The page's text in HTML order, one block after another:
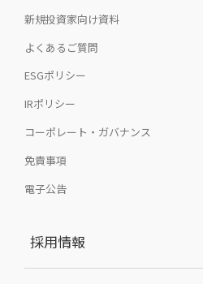
新規投資家向け資料
よくあるご質問
ESGポリシー
IRポリシー
コーポレート・ガバナンス
免責事項
電子公告
採用情報